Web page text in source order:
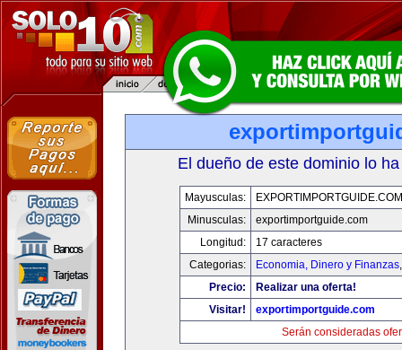
El dueño de este dominio lo
Mayusculas:
EXPORTIMPORTGUIDE.COM
Minusculas:
exportimportguide.com
Longitud:
17 caracteres
Categorias:
Economia, Dinero y Finanzas
Precio:
Realizar una oferta!
Visitar!
exportimportguide.com
Serán consideradas